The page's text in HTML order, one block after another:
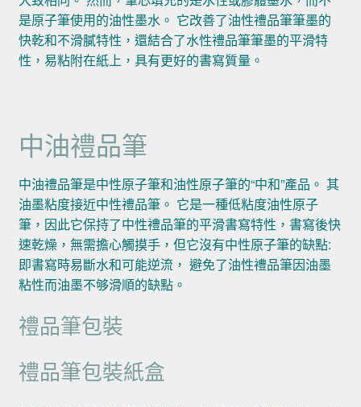
是原子筆使用的油性墨水。 它改善了油性禮品筆筆墨的
快乾和不滑膩特性，還結合了水性禮品筆筆墨的平滑特
性，易粘附在紙上，具有更好的書寫質量。
中油禮品筆
中油禮品筆是中性原子筆和油性原子筆的“中和”產品。 其
油墨粘度接近中性禮品筆。 它是一種低粘度油性原子
筆，因此它保持了中性禮品筆的平滑書寫特性，書寫後快
速乾燥，無需擔心觸摸手，但它沒有中性原子筆的缺點:
即書寫時易斷水和可能逆流， 避免了油性禮品筆因油墨
粘性而油墨不够滑順的缺點。
禮品筆包裝
禮品筆包裝紙盒